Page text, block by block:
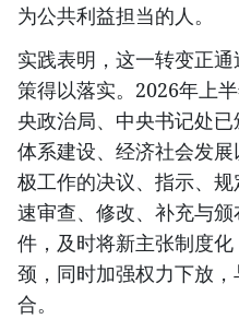
为公共利益担当的人。
实践表明，这一转变正
策得以落实。2026年上
央政治局、中央书记处
体系建设、经济社会发
极工作的决议、指示、
速审查、修改、补充与
件，及时将新主张制度
颈，同时加强权力下放
合。